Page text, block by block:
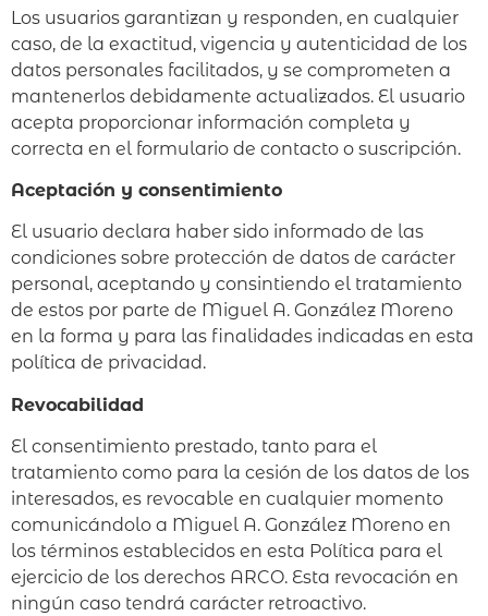
Los usuarios garantizan y responden, en cualquier
caso, de la exactitud, vigencia y autenticidad de los
datos personales facilitados, y se comprometen a
mantenerlos debidamente actualizados. El usuario
acepta proporcionar información completa y
correcta en el formulario de contacto o suscripción.
Aceptación y consentimiento
El usuario declara haber sido informado de las
condiciones sobre protección de datos de carácter
personal, aceptando y consintiendo el tratamiento
de estos por parte de Miguel A. González Moreno
en la forma y para las finalidades indicadas en esta
política de privacidad.
Revocabilidad
El consentimiento prestado, tanto para el
tratamiento como para la cesión de los datos de los
interesados, es revocable en cualquier momento
comunicándolo a Miguel A. González Moreno en
los términos establecidos en esta Política para el
ejercicio de los derechos ARCO. Esta revocación en
ningún caso tendrá carácter retroactivo.